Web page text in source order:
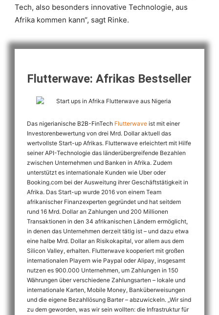
Tech, also besonders innovative Technologie, aus
Afrika kommen kann“, sagt Rinke.
Flutterwave: Afrikas Bestseller
Das nigerianische B2B-FinTech Flutterwave ist mit einer
Investorenbewertung von drei Mrd. Dollar aktuell das
wertvollste Start-up Afrikas. Flutterwave erleichtert mit Hilfe
seiner API-Technologie das länderübergreifende Bezahlen
zwischen Unternehmen und Banken in Afrika. Zudem
unterstützt es internationale Kunden wie Uber oder
Booking.com bei der Ausweitung ihrer Geschäftstätigkeit in
Afrika. Das Start-up wurde 2016 von einem Team
afrikanischer Finanzexperten gegründet und hat seitdem
rund 16 Mrd. Dollar an Zahlungen und 200 Millionen
Transaktionen in den 34 afrikanischen Ländern ermöglicht,
in denen das Unternehmen derzeit tätig ist – und dazu etwa
eine halbe Mrd. Dollar an Risikokapital, vor allem aus dem
Silicon Valley, erhalten. Flutterwave kooperiert mit großen
internationalen Playern wie Paypal oder Alipay, insgesamt
nutzen es 900.000 Unternehmen, um Zahlungen in 150
Währungen über verschiedene Zahlungsarten – lokale und
internationale Karten, Mobile Money, Banküberweisungen
und die eigene Bezahllösung Barter – abzuwickeln. „Wir sind
zu dem geworden, was wir sein wollten: die Infrastruktur für